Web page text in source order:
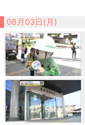
08月03日(月)